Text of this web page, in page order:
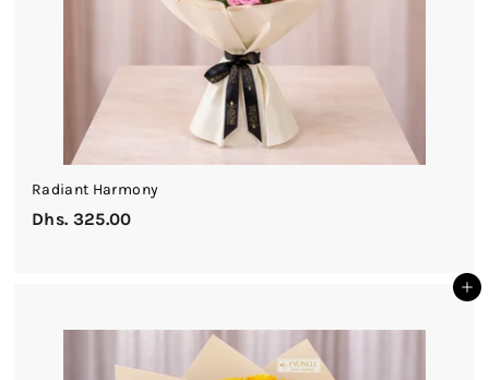
Radiant Harmony
Dhs. 325.00
أضف إلى السلة